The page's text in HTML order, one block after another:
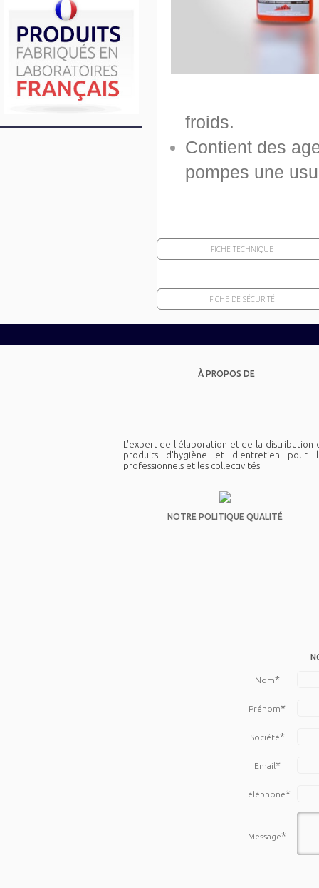
froids.
Contient des
pompes une
FICHE TECHNIQUE
FICHE DE SÉCURITÉ
À PROPOS DE
L'expert de l'élaboration et de la distribution
produits d'hygiène et d'entretien pour
professionnels et les collectivités.
NOTRE POLITIQUE QUALITÉ
Nom*
Prénom*
Société*
Email*
Téléphone*
Message*